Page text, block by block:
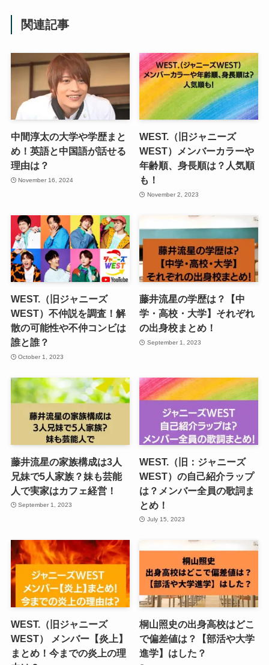
関連記事
中間淳太の大学や学歴まと
め！英語と中国語が話せる
理由は？
November 16, 2024
WEST.（旧ジャニーズ
WEST）メンバーカラーや
年齢順、身長順は？人気順
も！
November 2, 2023
WEST.（旧ジャニーズ
WEST）不仲説を調査！解
散の可能性や不仲コンビは
誰と誰？
October 1, 2023
藤井流星の学歴は？【中
学・高校・大学】それぞれ
の出身校まとめ！
September 1, 2023
藤井流星の家族構成は3人
兄妹で5人家族？妹も芸能
人で実家はカフェ経営！
September 1, 2023
WEST.（旧：ジャニーズ
WEST）の自己紹介ラップ
は？メンバー全員の歌詞ま
とめ！
July 15, 2023
WEST.（旧ジャニーズ
WEST） メンバー【炎上】
まとめ！今までの炎上の理
桐山照史の出身高校はどこ
で偏差値は？【部活や大学
進学】はした？